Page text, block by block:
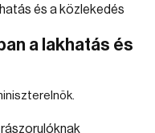
a lakhatás és